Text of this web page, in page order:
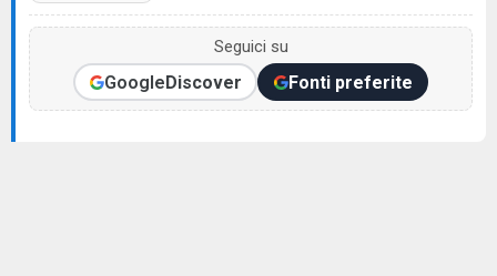
Seguici su
GoogleDiscover Fonti preferite